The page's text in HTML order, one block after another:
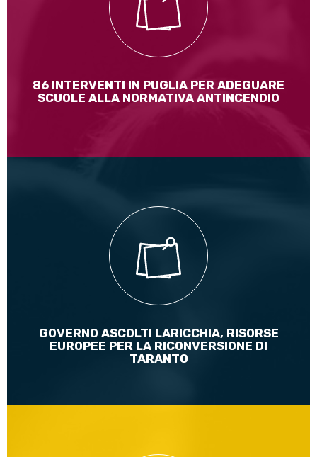
86 INTERVENTI IN PUGLIA PER ADEGUARE
SCUOLE ALLA NORMATIVA ANTINCENDIO
Leggi di più
GOVERNO ASCOLTI LARICCHIA, RISORSE
EUROPEE PER LA RICONVERSIONE DI
TARANTO
Condividiamo pienamente le richieste della candidata
pugliese M5S Laricchia sull’impiego del Recovery Fund per
la riconversione economica di Taranto
Leggi di più